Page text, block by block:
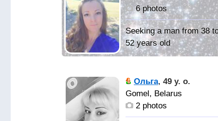
6 photos
Seeking a man from 38
52 years old
для серьёзных
отношений и
дальнейшего создания
Ольга, 49 y. o.
Gomel, Belarus
2 photos